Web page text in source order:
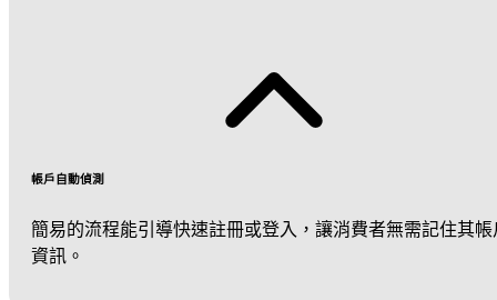
帳戶自動偵測
簡易的流程能引導快速註冊或登入，讓消費者無需記住其帳
資訊。